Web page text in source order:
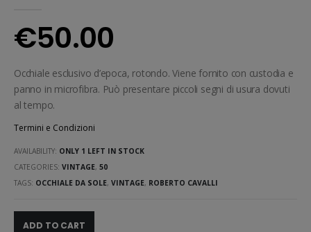
€50.00
Occhiale esclusivo d’epoca, rotondo. Viene fornito con custodia e
panno in microfibra. Può presentare piccoli segni di usura dovuti
al tempo.
Termini e Condizioni
AVAILABILITY: ONLY 1 LEFT IN STOCK
CATEGORIES: VINTAGE, 50
TAGS: OCCHIALE DA SOLE, VINTAGE, ROBERTO CAVALLI
ADD TO CART